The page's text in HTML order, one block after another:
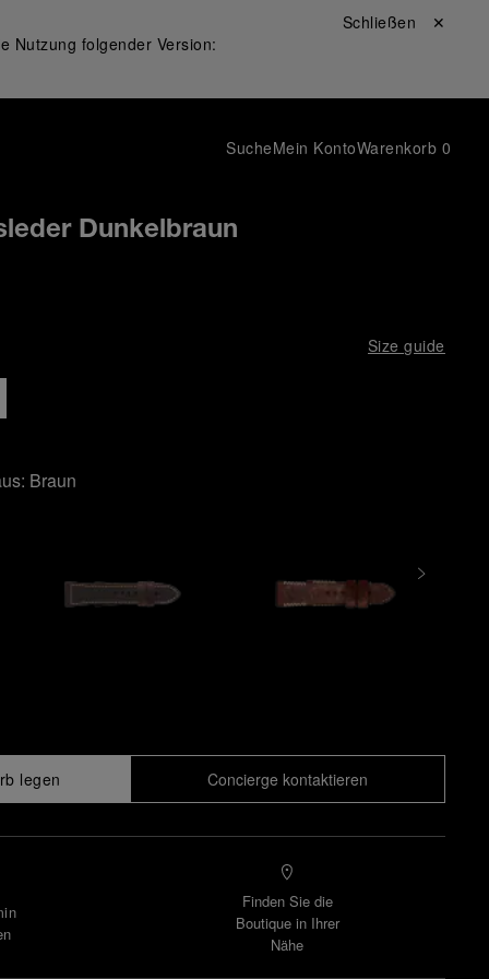
Nutzung folgender Version:
Schließen ✕
SucheMein KontoWarenkorb 0
Dunkelbraun
Size guide
Braun
legen Concierge kontaktieren
Finden Sie die
Boutique in Ihrer
Nähe